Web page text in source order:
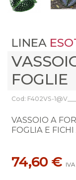
LINEA
FOGLIE
Cod: F402VS-1@V____
VASSOIO A
FOGLIA E
74,60 €